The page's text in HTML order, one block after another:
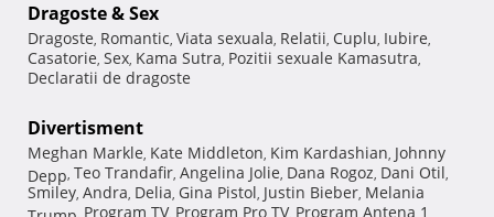
Dragoste & Sex
Dragoste, Romantic, Viata sexuala, Relatii, Cuplu, Iubire,
Casatorie, Sex, Kama Sutra, Pozitii sexuale Kamasutra,
Declaratii de dragoste
Divertisment
Meghan Markle, Kate Middleton, Kim Kardashian, Johnny
Depp, Teo Trandafir, Angelina Jolie, Dana Rogoz, Dani Otil,
Smiley, Andra, Delia, Gina Pistol, Justin Bieber, Melania
Trump, Program TV, Program Pro TV, Program Antena 1